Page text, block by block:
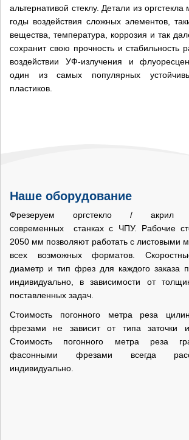
альтернативой стеклу. Детали из оргстекла
годы воздействия сложных элементов,
вещества, температура, коррозия и так
сохранит свою прочность и стабильность
воздействии УФ-излучения и
один из самых популярных
пластиков.
Наше оборудование
Фрезеруем оргстекло /
современных станках с ЧПУ. Рабочие
2050 мм позволяют работать с листовыми
всех возможных форматов.
диаметр и тип фрез для каждого заказа
индивидуально, в зависимости от
поставленных задач.
Стоимость погонного метра реза
фрезами не зависит от типа заточки и
Стоимость погонного метра реза
фасонными фрезами всегда
индивидуально.
Трехкоординатный фрезерно-